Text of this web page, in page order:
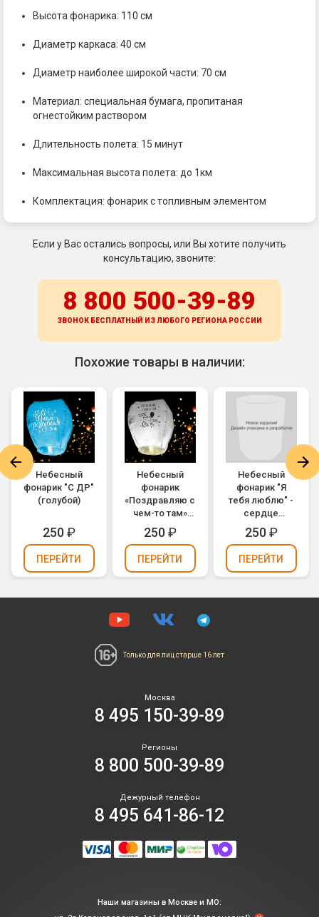
Высота фонарика: 110 см
Диаметр каркаса: 40 см
Диаметр наиболее широкой части: 70 см
Материал: специальная бумага, пропитаная
огнестойким раствором
Длительность полета: 15 минут
Максимальная высота полета: до 1км
Комплектация: фонарик с топливным элементом
Если у Вас остались вопросы, или Вы хотите получить
консультацию, звоните:
8 800 500-39-89
ЗВОНОК БЕСПЛАТНЫЙ ИЗ ЛЮБОГО РЕГИОНА РОССИИ
Похожие товары в наличии:
Небесный
фонарик "С ДР"
(голубой)
250₽
ПЕРЕЙТИ
Небесный
фонарик
«Поздравляю с
чем-то там»
(белый)
250₽
ПЕРЕЙТИ
Небесный
фонарик "Я
тебя люблю" -
сердце
(красный)
250₽
ПЕРЕЙТИ
Только для лиц старше 16 лет
Москва
8 495 150-39-89
Регионы
8 800 500-39-89
Дежурный телефон
8 495 641-86-12
Наши магазины в Москве и МО: